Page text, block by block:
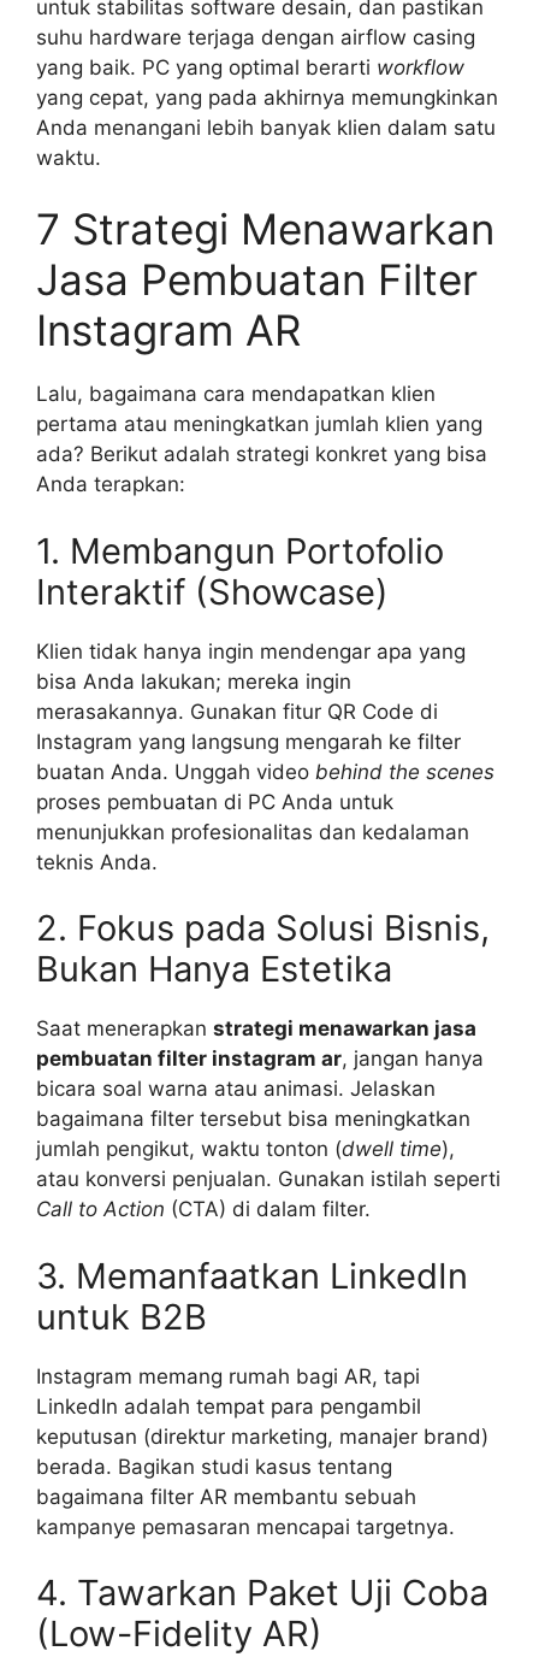
untuk stabilitas software desain, dan pastikan
suhu hardware terjaga dengan airflow casing
yang baik. PC yang optimal berarti workflow
yang cepat, yang pada akhirnya memungkinkan
Anda menangani lebih banyak klien dalam satu
waktu.
7 Strategi Menawarkan
Jasa Pembuatan Filter
Instagram AR
Lalu, bagaimana cara mendapatkan klien
pertama atau meningkatkan jumlah klien yang
ada? Berikut adalah strategi konkret yang bisa
Anda terapkan:
1. Membangun Portofolio
Interaktif (Showcase)
Klien tidak hanya ingin mendengar apa yang
bisa Anda lakukan; mereka ingin
merasakannya. Gunakan fitur QR Code di
Instagram yang langsung mengarah ke filter
buatan Anda. Unggah video behind the scenes
proses pembuatan di PC Anda untuk
menunjukkan profesionalitas dan kedalaman
teknis Anda.
2. Fokus pada Solusi Bisnis,
Bukan Hanya Estetika
Saat menerapkan strategi menawarkan jasa
pembuatan filter instagram ar, jangan hanya
bicara soal warna atau animasi. Jelaskan
bagaimana filter tersebut bisa meningkatkan
jumlah pengikut, waktu tonton (dwell time),
atau konversi penjualan. Gunakan istilah seperti
Call to Action (CTA) di dalam filter.
3. Memanfaatkan LinkedIn
untuk B2B
Instagram memang rumah bagi AR, tapi
LinkedIn adalah tempat para pengambil
keputusan (direktur marketing, manajer brand)
berada. Bagikan studi kasus tentang
bagaimana filter AR membantu sebuah
kampanye pemasaran mencapai targetnya.
4. Tawarkan Paket Uji Coba
(Low-Fidelity AR)